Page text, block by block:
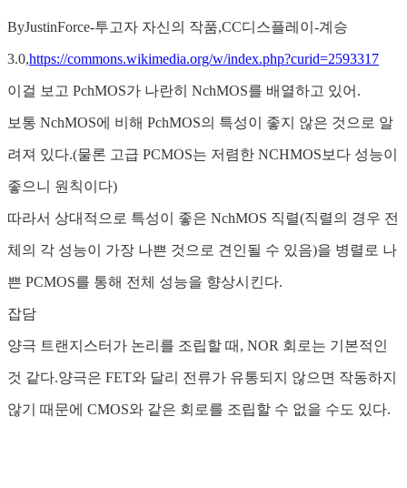
ByJustinForce-투고자 자신의 작품,CC디스플레이-계승
3.0,https://commons.wikimedia.org/w/index.php?curid=2593317
이걸 보고 PchMOS가 나란히 NchMOS를 배열하고 있어.
보통 NchMOS에 비해 PchMOS의 특성이 좋지 않은 것으로 알
려져 있다.(물론 고급 PCMOS는 저렴한 NCHMOS보다 성능이
좋으니 원칙이다)
따라서 상대적으로 특성이 좋은 NchMOS 직렬(직렬의 경우 전
체의 각 성능이 가장 나쁜 것으로 견인될 수 있음)을 병렬로 나
쁜 PCMOS를 통해 전체 성능을 향상시킨다.
잡담
양극 트랜지스터가 논리를 조립할 때, NOR 회로는 기본적인
것 같다.양극은 FET와 달리 전류가 유통되지 않으면 작동하지
않기 때문에 CMOS와 같은 회로를 조립할 수 없을 수도 있다.